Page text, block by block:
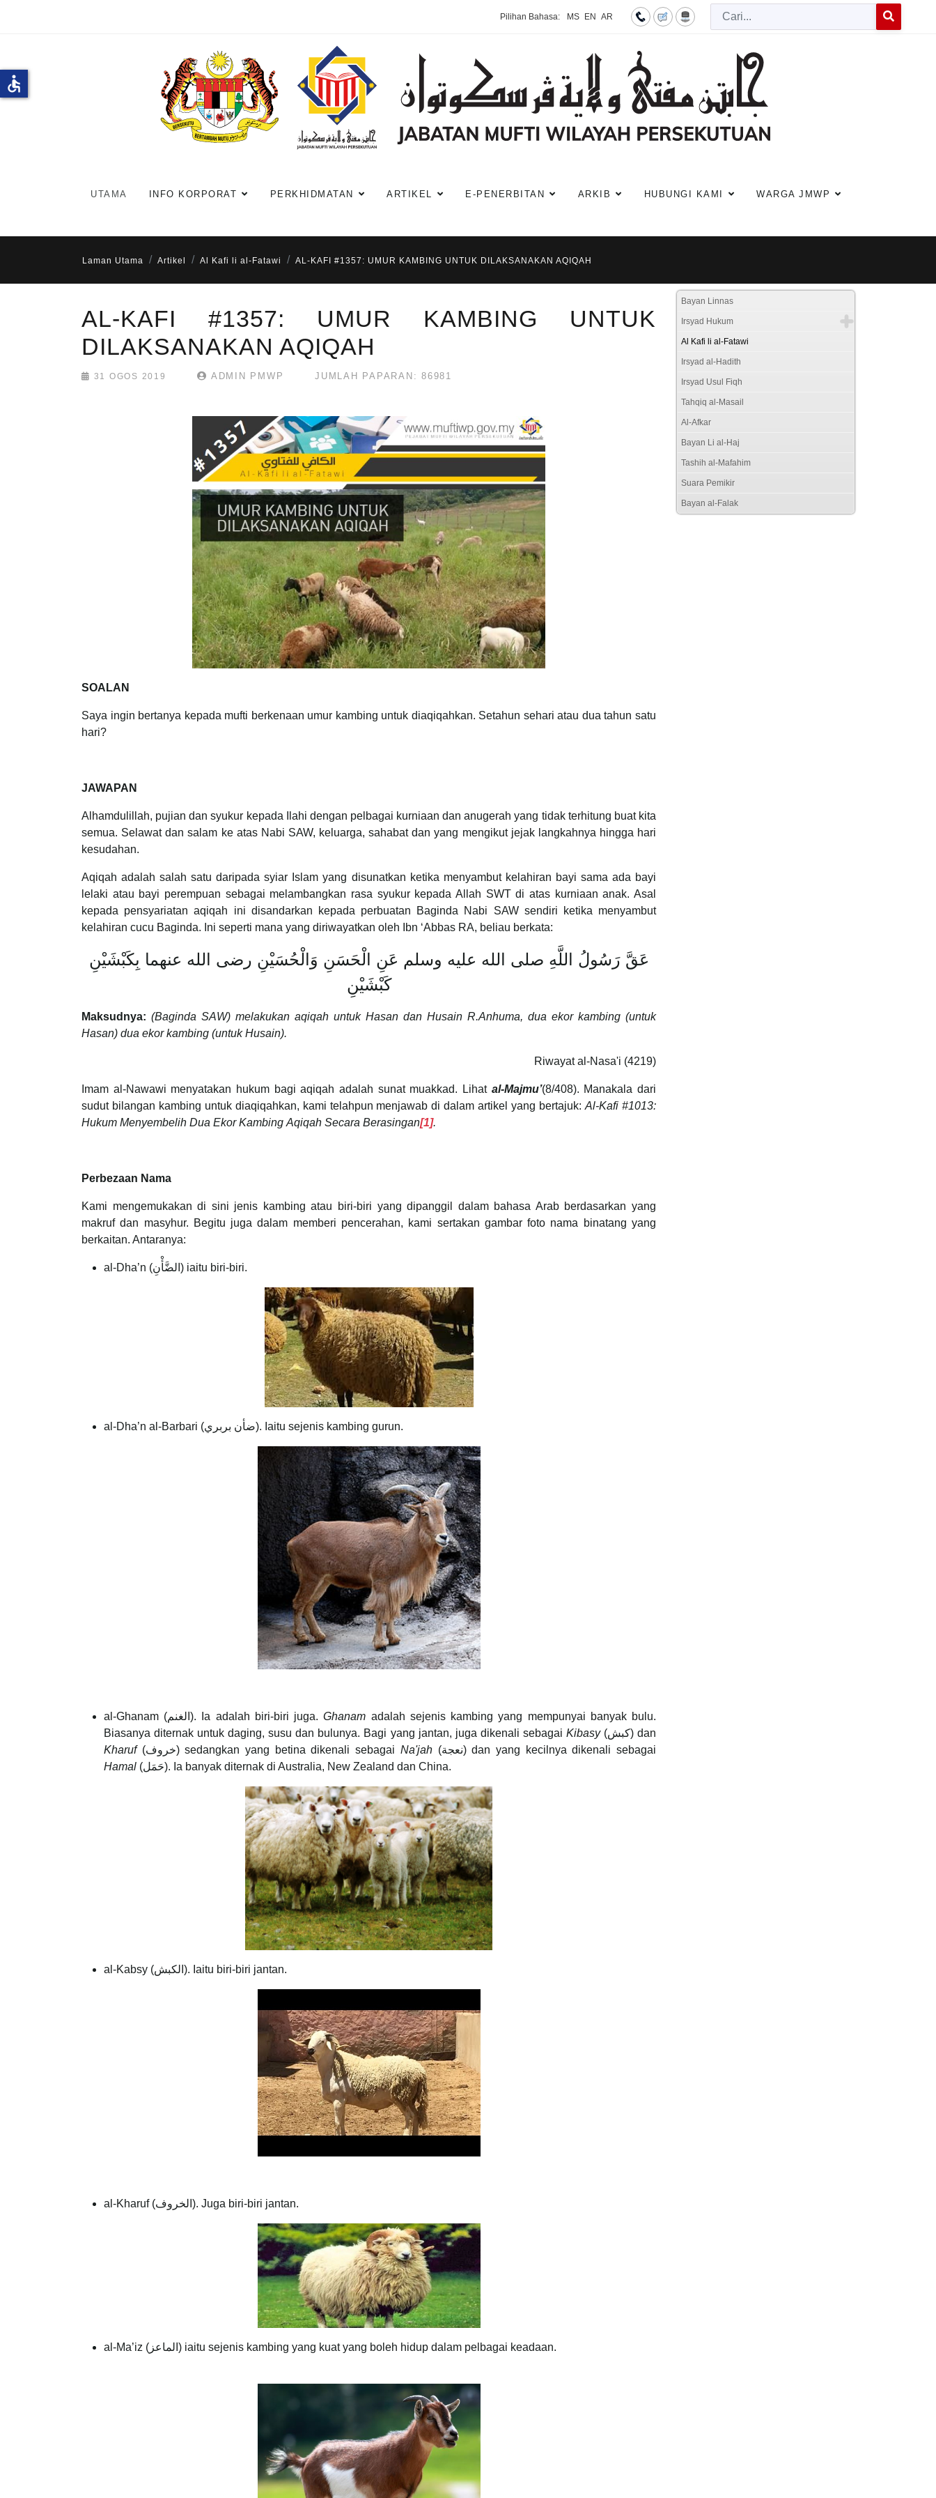
Pilihan Bahasa: MS EN AR
Cari
UTAMA INFO KORPORAT PERKHIDMATAN ARTIKEL E-PENERBITAN ARKIB HUBUNGI KAMI WARGA JMWP
Laman Utama Artikel Al Kafi li al-Fatawi AL-KAFI #1357: UMUR KAMBING UNTUK DILAKSANAKAN AQIQAH
AL-KAFI #1357: UMUR KAMBING UNTUK
DILAKSANAKAN AQIQAH
31 OGOS 2019 ADMIN PMWP JUMLAH PAPARAN: 86981
SOALAN
Saya ingin bertanya kepada mufti berkenaan umur kambing untuk diaqiqahkan. Setahun sehari atau dua tahun satu
hari?
JAWAPAN
Alhamdulillah, pujian dan syukur kepada Ilahi dengan pelbagai kurniaan dan anugerah yang tidak terhitung buat kita
semua. Selawat dan salam ke atas Nabi SAW, keluarga, sahabat dan yang mengikut jejak langkahnya hingga hari
kesudahan.
Aqiqah adalah salah satu daripada syiar Islam yang disunatkan ketika menyambut kelahiran bayi sama ada bayi
lelaki atau bayi perempuan sebagai melambangkan rasa syukur kepada Allah SWT di atas kurniaan anak. Asal
kepada pensyariatan aqiqah ini disandarkan kepada perbuatan Baginda Nabi SAW sendiri ketika menyambut
kelahiran cucu Baginda. Ini seperti mana yang diriwayatkan oleh Ibn ‘Abbas RA, beliau berkata:
عَقَّ رَسُولُ اللَّهِ صلى الله عليه وسلم عَنِ الْحَسَنِ وَالْحُسَيْنِ رضى الله عنهما بِكَبْشَيْنِ
كَبْشَيْنِ
Maksudnya: (Baginda SAW) melakukan aqiqah untuk Hasan dan Husain R.Anhuma, dua ekor kambing (untuk
Hasan) dua ekor kambing (untuk Husain).
Riwayat al-Nasa'i (4219)
Imam al-Nawawi menyatakan hukum bagi aqiqah adalah sunat muakkad. Lihat al-Majmu’(8/408). Manakala dari
sudut bilangan kambing untuk diaqiqahkan, kami telahpun menjawab di dalam artikel yang bertajuk:Al-Kafi #1013:
Hukum Menyembelih Dua Ekor Kambing Aqiqah Secara Berasingan[1].
Perbezaan Nama
Kami mengemukakan di sini jenis kambing atau biri-biri yang dipanggil dalam bahasa Arab berdasarkan yang
makruf dan masyhur. Begitu juga dalam memberi pencerahan, kami sertakan gambar foto nama binatang yang
berkaitan. Antaranya:
al-Dha’n (الضَّأْنِ) iaitu biri-biri.
al-Dha’n al-Barbari (ضأن بربري). Iaitu sejenis kambing gurun.
al-Ghanam (الغنم). Ia adalah biri-biri juga.Ghanam adalah sejenis kambing yang mempunyai banyak bulu.
Biasanya diternak untuk daging, susu dan bulunya. Bagi yang jantan, juga dikenali sebagai Kibasy
(كبش) dan
Kharuf
(خروف) sedangkan yang betina dikenali sebagai Na'jah
(نعجة) dan yang kecilnya dikenali sebagai
Hamal
(حَمَل). Ia banyak diternak di Australia, New Zealand dan China.
al-Kabsy (الكبش). Iaitu biri-biri jantan.
al-Kharuf (الخروف). Juga biri-biri jantan.
al-Ma’iz (الماعز) iaitu sejenis kambing yang kuat yang boleh hidup dalam pelbagai keadaan.
Bayan Linnas
Irsyad Hukum
Al Kafi li al-Fatawi
Irsyad al-Hadith
Irsyad Usul Fiqh
Tahqiq al-Masail
Al-Afkar
Bayan Li al-Haj
Tashih al-Mafahim
Suara Pemikir
Bayan al-Falak
accessible